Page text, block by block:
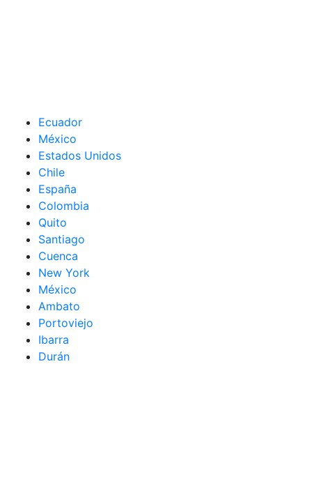
Ecuador
México
Estados Unidos
Chile
España
Colombia
Quito
Santiago
Cuenca
New York
México
Ambato
Portoviejo
Ibarra
Durán